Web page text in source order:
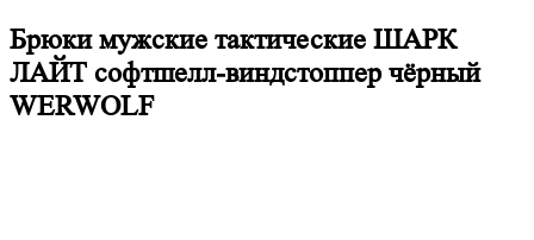
Брюки мужские тактические ШАРК
ЛАЙТ софтшелл-виндстоппер чёрный
WERWOLF